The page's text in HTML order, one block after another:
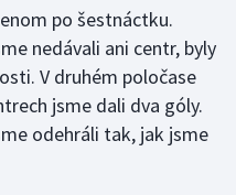
po šestnáctku.
nedávali ani centr, byly
V druhém poločase
jsme dali dva góly.
odehráli tak, jak jsme